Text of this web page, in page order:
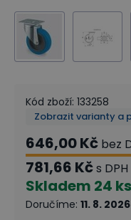
Kód zboží: 133258
Zobrazit varianty a
646,00 Kč bez
781,66 Kčs DPH
Skladem 24 ks
Doručíme: 11. 8. 2026